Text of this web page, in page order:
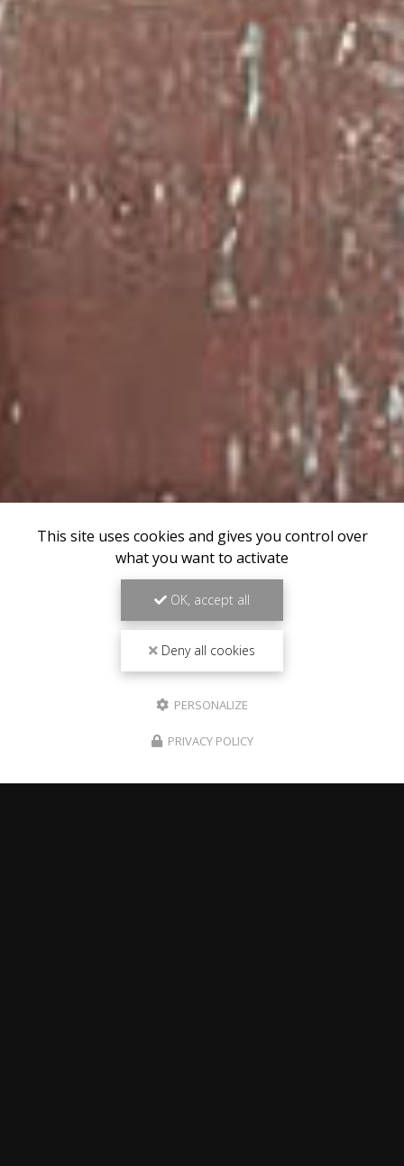
This site uses cookies and gives you control over
what you want to activate
OK, accept all
Deny all cookies
PERSONALIZE
PRIVACY POLICY